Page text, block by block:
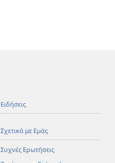
Ειδήσεις
Σχετικά με Εμάς
Συχνές Ερωτήσεις